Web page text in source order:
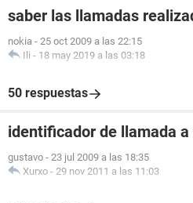
saber las llamadas
nokia - 25 oct 2009 a las 22:15
Ili - 18 may 2019 a las 03:18
50 respuestas
identificador de llamada
gustavo - 23 jul 2009 a las 18:35
Xurxo - 29 nov 2011 a las 11:03